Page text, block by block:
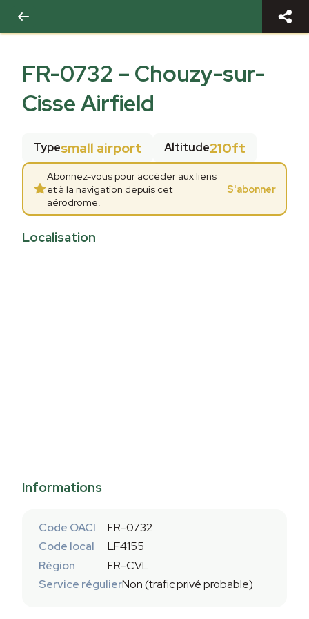
FR-0732 – Chouzy-sur-
Cisse Airfield
Typesmall airport Altitude210ft
Abonnez-vous pour accéder aux liens
et à la navigation depuis cet
aérodrome.
S'abonner
Localisation
Informations
Code OACI
FR-0732
Code local
LF4155
Région
FR-CVL
Service régulierNon (trafic privé probable)